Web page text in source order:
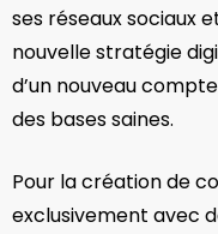
ses réseaux sociaux
nouvelle stratégie
d’un nouveau
des bases saines.
Pour la création de
exclusivement avec